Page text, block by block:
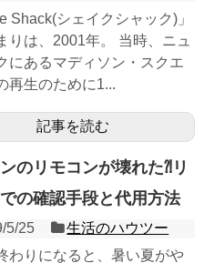
Shack(シェイクシャック)」
りは、2001年。 当時、ニュ
にあるマディソン・スクエ
再生のために1...
記事を読む
のリモコンが壊れた⁈リ
の確認手段と代用方法
5/25
生活のハウツー
わりになると、暑い夏がや